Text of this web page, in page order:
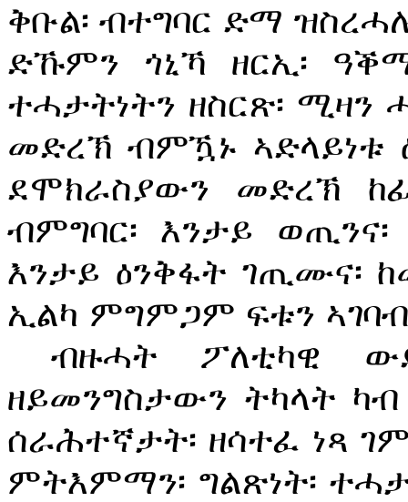
ቅቡል፡ ብተግባር ድማ
ድኹምን ጎኒኻ ዘርኢ፡
ተሓታትነትን ዘስርጽ፡ ሚዛን
መድረኽ ብምዃኑ ኣድላይነቱ
ደሞክራስያውን መድረኽ
ብምግባር፡ እንታይ ወጢን
እንታይ ዕንቅፋት ገጢሙና፡
ኢልካ ምግምጋም ፍቱን
ብዙሓት ፖለቲካዊ
ዘይመንግስታውን ትካላት
ሰራሕተኛታት፡ ዘሳተፈ ነጻ
ምትእምማን፡ ግልጽነት፡